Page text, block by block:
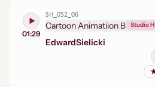
01:29
SH_052_06
Cartoon Animatiion B Studio H
EdwardSielicki